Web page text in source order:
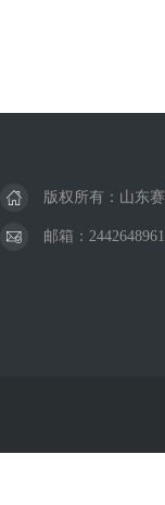
版权所有：山东
邮箱：